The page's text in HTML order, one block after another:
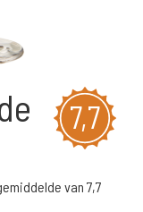
7,7
van 7,7